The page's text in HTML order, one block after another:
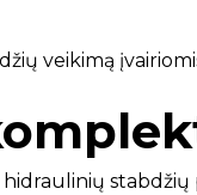
veikimą
stabdžių